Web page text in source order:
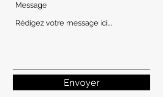
Message
Envoyer